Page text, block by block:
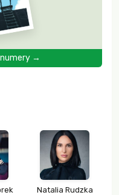
→
Natalia Rudzka